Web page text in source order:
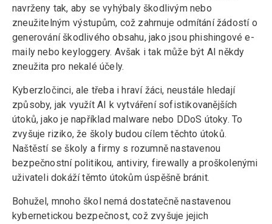
navrženy tak, aby se vyhýbaly škodlivým nebo
zneužitelným výstupům, což zahrnuje odmítání žádostí o
generování škodlivého obsahu, jako jsou phishingové e-
maily nebo keyloggery. Avšak i tak může být AI někdy
zneužita pro nekalé účely.
Kyberzločinci, ale třeba i hraví žáci, neustále hledají
způsoby, jak využít AI k vytváření sofistikovanějších
útoků, jako je například malware nebo DDoS útoky. To
zvyšuje riziko, že školy budou cílem těchto útoků.
Naštěstí se školy a firmy s rozumně nastavenou
bezpečnostní politikou, antiviry, firewally a proškolenými
uživateli dokáží těmto útokům úspěšně bránit.
Bohužel, mnoho škol nemá dostatečně nastavenou
kybernetickou bezpečnost, což zvyšuje jejich